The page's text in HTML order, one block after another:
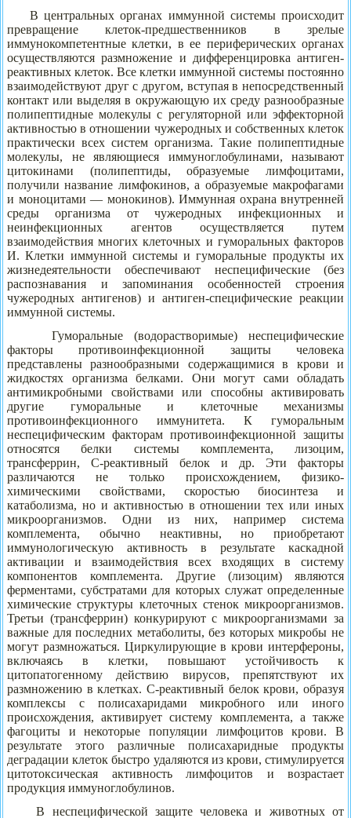
В центральных органах иммунной системы происходит
превращение клеток-предшественников в зрелые
иммунокомпетентные клетки, в ее периферических органах
осуществляются размножение и дифференцировка антиген-
реактивных клеток. Все клетки иммунной системы постоянно
взаимодействуют друг с другом, вступая в непосредственный
контакт или выделяя в окружающую их среду разнообразные
полипептидные молекулы с регуляторной или эффекторной
активностью в отношении чужеродных и собственных клеток
практически всех систем организма. Такие полипептидные
молекулы, не являющиеся иммуноглобулинами, называют
цитокинами (полипептиды, образуемые лимфоцитами,
получили название лимфокинов, а образуемые макрофагами
и моноцитами — монокинов). Иммунная охрана внутренней
среды организма от чужеродных инфекционных и
неинфекционных агентов осуществляется путем
взаимодействия многих клеточных и гуморальных факторов
И. Клетки иммунной системы и гуморальные продукты их
жизнедеятельности обеспечивают неспецифические (без
распознавания и запоминания особенностей строения
чужеродных антигенов) и антиген-специфические реакции
иммунной системы.
Гуморальные (водорастворимые) неспецифические
факторы противоинфекционной защиты человека
представлены разнообразными содержащимися в крови и
жидкостях организма белками. Они могут сами обладать
антимикробными свойствами или способны активировать
другие гуморальные и клеточные механизмы
противоинфекционного иммунитета. К гуморальным
неспецифическим факторам противоинфекционной защиты
относятся белки системы комплемента, лизоцим,
трансферрин, С-реактивный белок и др. Эти факторы
различаются не только происхождением, физико-
химическими свойствами, скоростью биосинтеза и
катаболизма, но и активностью в отношении тех или иных
микроорганизмов. Одни из них, например система
комплемента, обычно неактивны, но приобретают
иммунологическую активность в результате каскадной
активации и взаимодействия всех входящих в систему
компонентов комплемента. Другие (лизоцим) являются
ферментами, субстратами для которых служат определенные
химические структуры клеточных стенок микроорганизмов.
Третьи (трансферрин) конкурируют с микроорганизмами за
важные для последних метаболиты, без которых микробы не
могут размножаться. Циркулирующие в крови интерфероны,
включаясь в клетки, повышают устойчивость к
цитопатогенному действию вирусов, препятствуют их
размножению в клетках. С-реактивный белок крови, образуя
комплексы с полисахаридами микробного или иного
происхождения, активирует систему комплемента, а также
фагоциты и некоторые популяции лимфоцитов крови. В
результате этого различные полисахаридные продукты
деградации клеток быстро удаляются из крови, стимулируется
цитотоксическая активность лимфоцитов и возрастает
продукция иммуноглобулинов.
В неспецифической защите человека и животных от